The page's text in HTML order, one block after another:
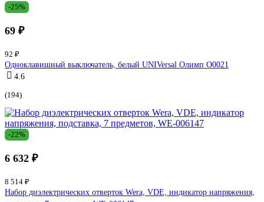
-25%
69 ₽
92 ₽
Одноклавишный выключатель, белый UNIVersal Олимп О0021
4.6
(194)
-22%
6 632 ₽
8 514 ₽
Набор диэлектрических отверток Wera, VDE, индикатор напряжения,